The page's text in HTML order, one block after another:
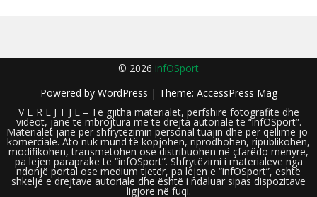
© 2026 infOSport
Powered by WordPress | Theme: AccessPress Mag
V Ë R E J T J E – Të gjitha materialet, përfshirë fotografitë dhe
videot, janë të mbrojtura me të drejta autoriale të “infOSport”.
Materialet janë për shfrytëzimin personal tuajin dhe për qëllime jo-
komerciale. Ato nuk mund të kopjohen, riprodhohen, ripublikohen,
modifikohen, transmetohen ose distribuohen në çfarëdo mënyre,
pa lejen paraprake të “infOSport”. Shfrytëzimi i materialeve nga
ndonjë portal ose medium tjetër, pa lejen e “infOSport”, është
shkelje e drejtave autoriale dhe është i ndaluar sipas dispozitave
ligjore në fuqi.